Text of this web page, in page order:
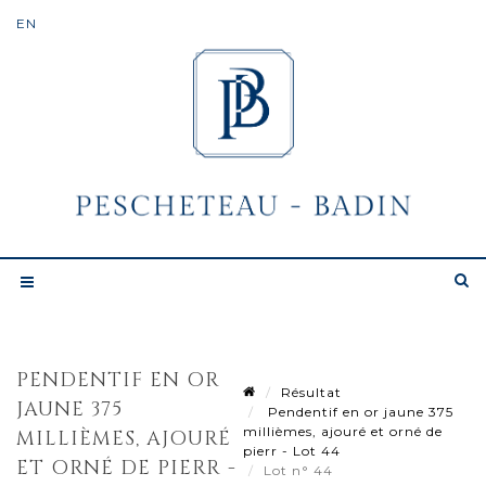
PENDENTIF EN OR
JAUNE 375
MILLIÈMES, AJOURÉ
ET ORNÉ DE PIERR -
Résultat
Pendentif en or jaune 375
millièmes, ajouré et orné de
pierr - Lot 44
Lot n° 44